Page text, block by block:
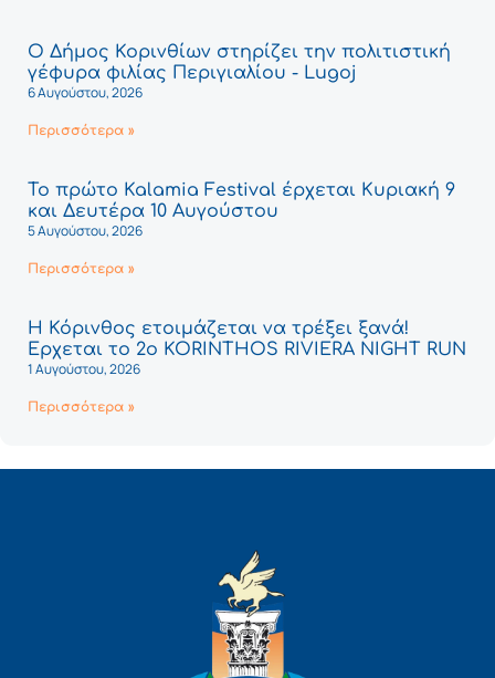
Ο Δήμος Κορινθίων στηρίζει την πολιτιστική
γέφυρα φιλίας Περιγιαλίου - Lugoj
6 Αυγούστου, 2026
Περισσότερα »
Το πρώτο Kalamia Festival έρχεται Κυριακή 9
και Δευτέρα 10 Αυγούστου
5 Αυγούστου, 2026
Περισσότερα »
Η Κόρινθος ετοιμάζεται να τρέξει ξανά!
Έρχεται το 2ο KORINTHOS RIVIERA NIGHT RUN
1 Αυγούστου, 2026
Περισσότερα »